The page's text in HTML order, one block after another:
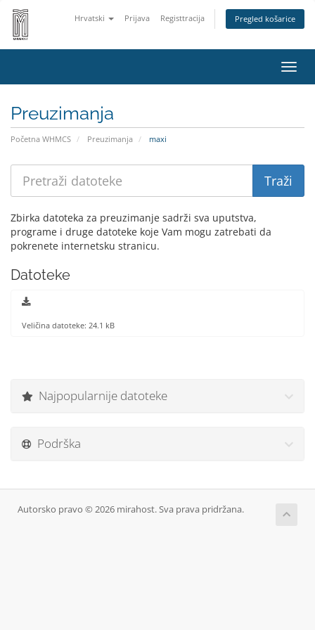
Hrvatski Prijava Registtracija Pregled košarice
Preuzimanja
Početna WHMCS Preuzimanja maxi
Zbirka datoteka za preuzimanje sadrži sva uputstva,
programe i druge datoteke koje Vam mogu zatrebati da
pokrenete internetsku stranicu.
Datoteke
Veličina datoteke: 24.1 kB
Najpopularnije datoteke
Podrška
Autorsko pravo © 2026 mirahost. Sva prava pridržana.